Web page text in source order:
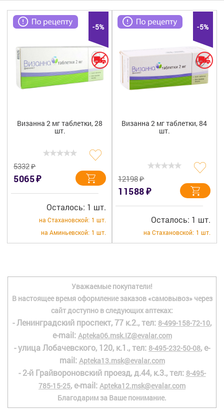
Изделия медицинского назначения
Планирование семьи
Медтехника
Оптика
Витамины
Скидки и акции
+7 (495) 921-40-74 Вакансии
-5%
Визанна 2 мг таблетки, 28
шт.
5332₽
5065₽
Осталось: 1 шт.
на Стахановской: 1 шт.
на Аминьевской: 1 шт.
-5%
Визанна 2 мг таблетки, 84
шт.
12198₽
11588₽
Осталось: 1 шт.
на Стахановской: 1 шт.
Уважаемые покупатели!
В настоящее время оформление заказов «самовывоз» через
сайт доступно в следующих аптеках:
- Ленинградский проспект, 77 к.2., тел: 8-499-158-72-10,
e-mail: Apteka06.msk.IZ@evalar.com
- улица Лобачевского, 120, к.1., тел: 8-495-232-50-08, e-
mail: Apteka13.msk@evalar.com
- 2-й Грайвороновский проезд, д.44, к.3., тел: 8-495-
785-15-25, e-mail: Apteka12.msk@evalar.com
Благодарим за Ваше понимание.